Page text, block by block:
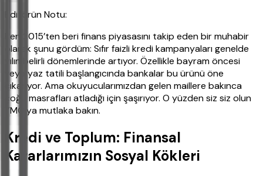
Editörün Notu:
Ben 2015’ten beri finans piyasasını takip eden bir muhabir
olarak şunu gördüm: Sıfır faizli kredi kampanyaları genelde
yılın belirli dönemlerinde artıyor. Özellikle bayram öncesi
veya yaz tatili başlangıcında bankalar bu ürünü öne
çıkarıyor. Ama okuyucularımızdan gelen maillere bakınca
çoğu masrafları atladığı için şaşırıyor. O yüzden siz siz olun
YMO’ya mutlaka bakın.
Kredi ve Toplum: Finansal
Kararlarımızın Sosyal Kökleri